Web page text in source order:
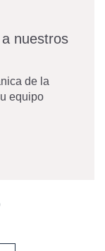
nuestros
de la
equipo